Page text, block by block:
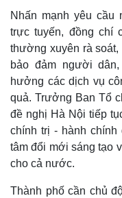
Tư vấn luật
Nhấn mạnh yêu cầu
trực tuyến, đồng chí
thường xuyên rà
bảo đảm người
hưởng các dịch vụ
quả. Trưởng Ban Tổ
đề nghị Hà Nội tiếp
chính trị - hành chính
tâm đổi mới sáng tạo
cho cả nước.
Thành phố cần chủ